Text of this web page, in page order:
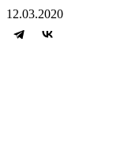
12.03.2020